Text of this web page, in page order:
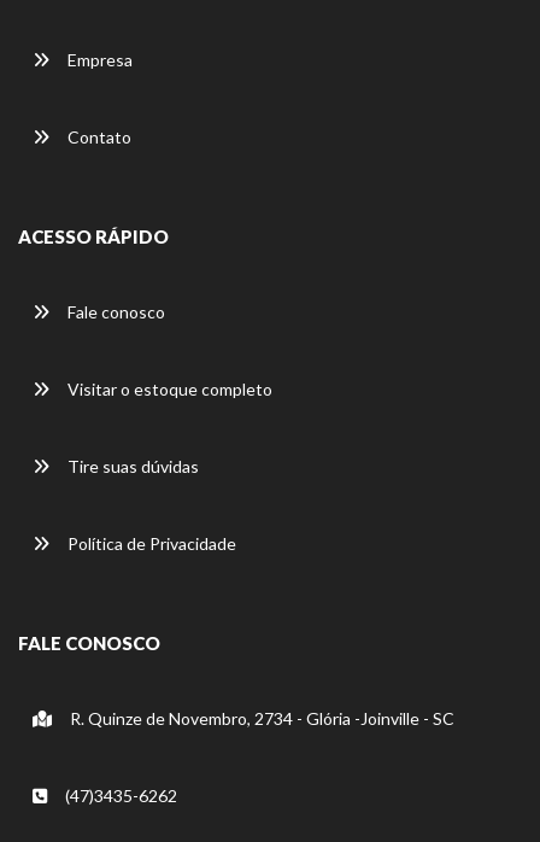
Empresa
Contato
ACESSO RÁPIDO
Fale conosco
Visitar o estoque completo
Tire suas dúvidas
Política de Privacidade
FALE CONOSCO
R. Quinze de Novembro, 2734 - Glória -Joinville - SC
(47)3435-6262